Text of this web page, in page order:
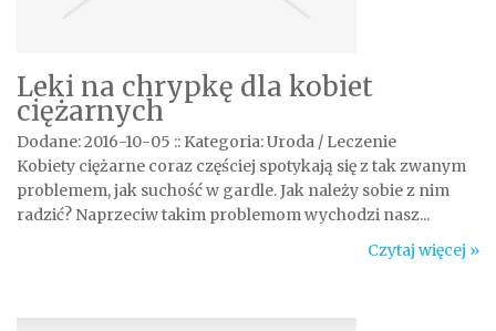
Leki na chrypkę dla kobiet
ciężarnych
Dodane: 2016-10-05 :: Kategoria: Uroda / Leczenie
Kobiety ciężarne coraz częściej spotykają się z tak zwanym
problemem, jak suchość w gardle. Jak należy sobie z nim
radzić? Naprzeciw takim problemom wychodzi nasz...
Czytaj więcej »